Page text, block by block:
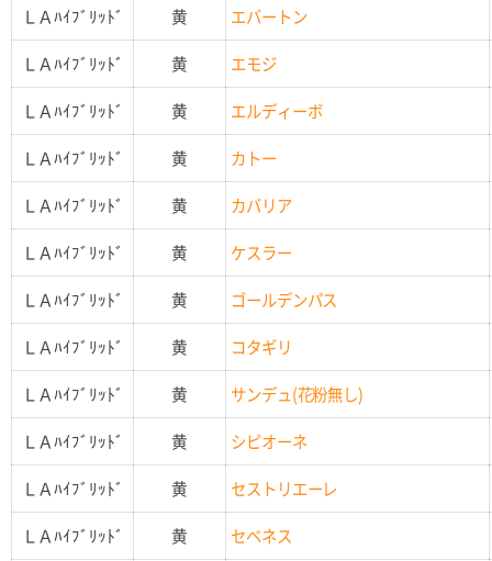
ＬＡﾊｲﾌﾞﾘｯﾄﾞ
黄
エバートン
ＬＡﾊｲﾌﾞﾘｯﾄﾞ
黄
エモジ
ＬＡﾊｲﾌﾞﾘｯﾄﾞ
黄
エルディーボ
ＬＡﾊｲﾌﾞﾘｯﾄﾞ
黄
カトー
ＬＡﾊｲﾌﾞﾘｯﾄﾞ
黄
カバリア
ＬＡﾊｲﾌﾞﾘｯﾄﾞ
黄
ケスラー
ＬＡﾊｲﾌﾞﾘｯﾄﾞ
黄
ゴールデンパス
ＬＡﾊｲﾌﾞﾘｯﾄﾞ
黄
コタギリ
ＬＡﾊｲﾌﾞﾘｯﾄﾞ
黄
サンデュ(花粉無し)
ＬＡﾊｲﾌﾞﾘｯﾄﾞ
黄
シピオーネ
ＬＡﾊｲﾌﾞﾘｯﾄﾞ
黄
セストリエーレ
ＬＡﾊｲﾌﾞﾘｯﾄﾞ
黄
セベネス